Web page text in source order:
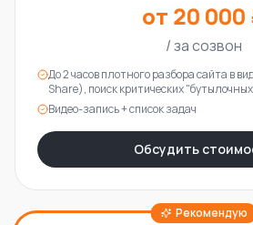
от 20 000
/за созвон
До 2 часов плотного разбора сайта в
Share), поиск критических
Видео-запись + список задач
Обсудить
Рекомендую